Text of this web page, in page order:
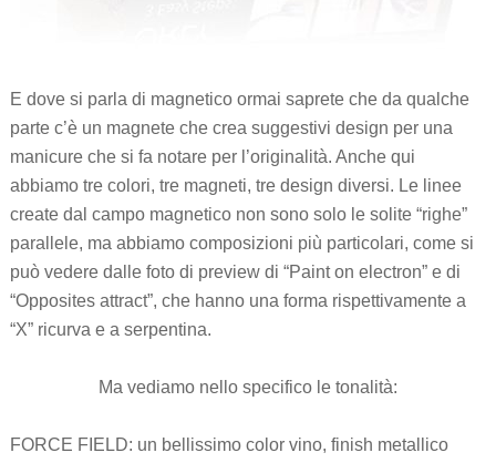
E dove si parla di magnetico ormai saprete che da qualche
parte c’è un magnete che crea suggestivi design per una
manicure che si fa notare per l’originalità. Anche qui
abbiamo tre colori, tre magneti, tre design diversi. Le linee
create dal campo magnetico non sono solo le solite “righe”
parallele, ma abbiamo composizioni più particolari, come si
può vedere dalle foto di preview di “Paint on electron” e di
“Opposites attract”, che hanno una forma rispettivamente a
“X” ricurva e a serpentina.
Ma vediamo nello specifico le tonalità:
FORCE FIELD: un bellissimo color vino, finish metallico